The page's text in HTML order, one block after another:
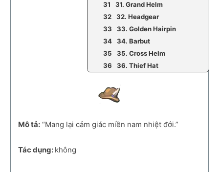
31. Grand Helm
32. Headgear
33. Golden Hairpin
34. Barbut
35. Cross Helm
36. Thief Hat
Mô tả: “Mang lại cảm giác miền nam nhiệt đới.”
Tác dụng: không